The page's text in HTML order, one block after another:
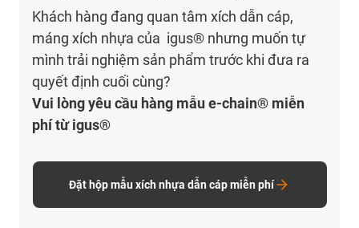
Khách hàng đang quan tâm xích dẫn cáp,
máng xích nhựa của igus® nhưng muốn tự
mình trải nghiệm sản phẩm trước khi đưa ra
quyết định cuối cùng?
Vui lòng yêu cầu hàng mẫu e-chain® miễn
phí từ igus®
Đặt hộp mẫu xích nhựa dẫn cáp miễn phí